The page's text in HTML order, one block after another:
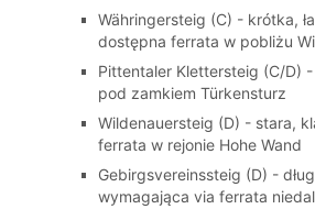
Währingersteig (C) - krótka,
dostępna ferrata w pobliżu
Pittentaler Klettersteig (C/D)
pod zamkiem Türkensturz
Wildenauersteig (D) - stara,
ferrata w rejonie Hohe Wand
Gebirgsvereinssteig (D) -
wymagająca via ferrata